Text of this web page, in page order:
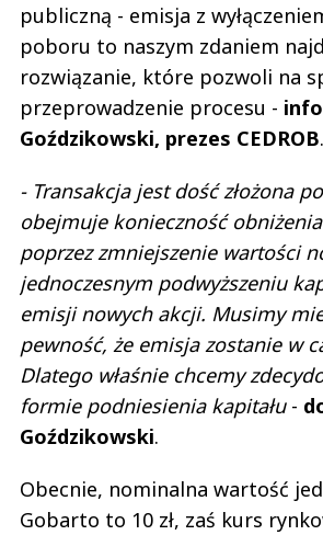
publiczną - emisja z
poboru to naszym zdaniem
rozwiązanie, które pozwoli na
przeprowadzenie procesu -
Goździkowski, prezes CEDROB.
- Transakcja jest dość złożona
obejmuje konieczność
poprzez zmniejszenie wartości
jednoczesnym podwyższeniu
emisji nowych akcji. Musimy
pewność, że emisja zostanie w
Dlatego właśnie chcemy
formie podniesienia kapitału-
Goździkowski.
Obecnie, nominalna wartość
Gobarto to 10 zł, zaś kurs